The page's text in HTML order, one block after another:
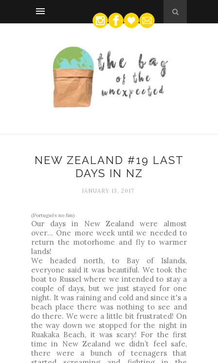
NEW ZEALAND #19 LAST
DAYS IN NZ
JANUARY 13, 2017
(Português no fim)
Our days in New Zealand were almost
over... One more week until we needed to
return the motorhome and fly to warmer
lands!
We headed north, to Bay of Islands,
everyone said it was beautiful. We took the
boat to Russel where we intended to stay a
couple of days, but we just stayed for one
night. It was raining and cold and since it's a
beach place there was nothing to see and
do there. We were a little bit frustrated! On
the way down we stopped for the night in
Ruakaka Beach, it was scary! For the first
time in New Zealand we didn’t feel safe,
there were a bunch of teenagers that